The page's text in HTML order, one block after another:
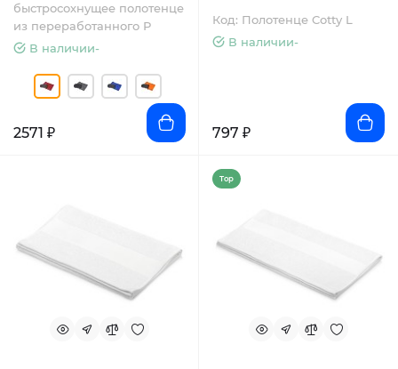
быстросохнущее полотенце
из переработанного Р
В наличии-
2571 ₽
Код: Полотенце Cotty L
В наличии-
797 ₽
Top